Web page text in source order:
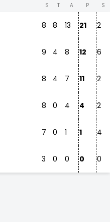
S T A P S
8 8 13 21 2
9 4 8 12 6
8 4 7 11 2
8 0 4 4 2
7 0 1 1 4
3 0 0 0 0